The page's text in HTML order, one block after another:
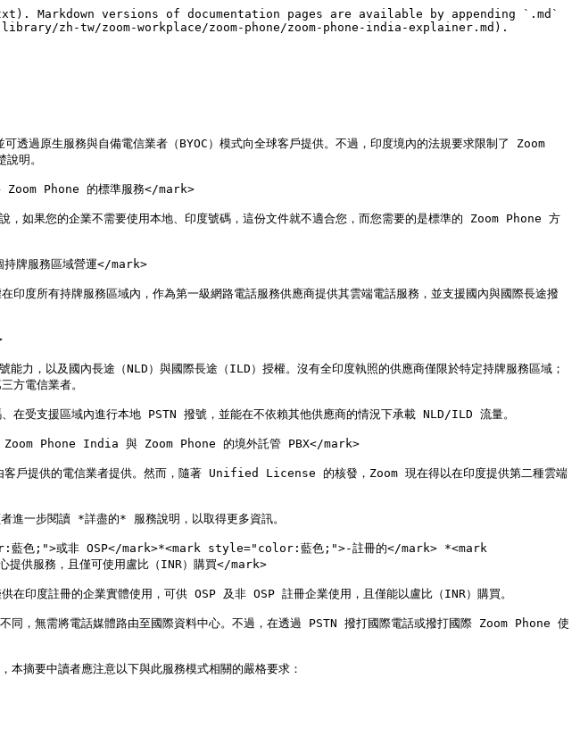
versions of documentation pages are available by appending `.md`
zh-tw/zoom-workplace/zoom-phone/zoom-phone-india-explainer.md).
務與自備電信業者（BYOC）模式向全球客戶提供。不過，印度境內的法規要求限制了 Zoom
明。
Zoom Phone 的標準服務</mark>
如果您的企業不需要使用本地、印度號碼，這份文件就不適合您，而您需要的是標準的 Zoom Phone 方
牌服務區域營運</mark>
有持牌服務區域內，作為第一級網路電話服務供應商提供其雲端電話服務，並支援國內與國際長途撥
力，以及國內長途（NLD）與國際長途（ILD）授權。沒有全印度執照的供應商僅限於特定持牌服務區域；
方電信業者。
在受支援區域內進行本地 PSTN 撥號，並能在不依賴其他供應商的情況下承載 NLD/ILD 流量。
Phone India 與 Zoom Phone 的境外託管 PBX</mark>
客戶提供的電信業者提供。然而，隨著 Unified License 的核發，Zoom 現在得以在印度提供第二種雲端
進一步閱讀 *詳盡的* 服務說明，以取得更多資訊。
色;">或非 OSP</mark>*<mark style="color:藍色;">-註冊的</mark> *<mark
服務，且僅可使用盧比（INR）購買</mark>
註冊的企業實體使用，可供 OSP 及非 OSP 註冊企業使用，且僅能以盧比（INR）購買。
，無需將電話媒體路由至國際資料中心。不過，在透過 PSTN 撥打國際電話或撥打國際 Zoom Phone 使
摘要中讀者應注意以下與此服務模式相關的嚴格要求：